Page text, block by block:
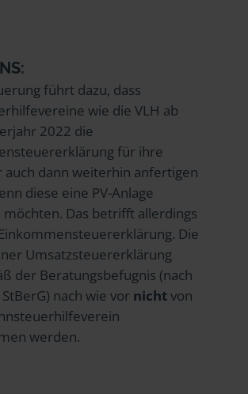
führt dazu, dass
wie die VLH ab
2022 die
für ihre
auch dann weiterhin anfertigen
diese eine PV-Anlage
Das betrifft allerdings
Die
Umsatzsteuererklärung
der Beratungsbefugnis (nach
nach wie vor nichtvon
werden.